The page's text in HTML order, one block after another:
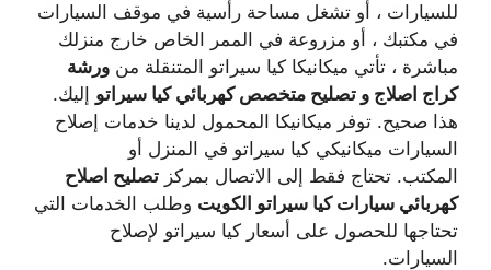
للسيارات ، أو تشغل مساحة رأسية في موقف السيارات
في مكتبك ، أو مزروعة في الممر الخاص خارج منزلك
مباشرة ، تأتي ميكانيكا كيا سيراتو المتنقلة من ورشة
كراج اصلاج و تصليح متخصص كهربائي كيا سيراتو إليك.
هذا صحيح. توفر ميكانيكا المحمول لدينا خدمات إصلاح
السيارات ميكانيكي كيا سيراتو في المنزل أو
المكتب. تحتاج فقط إلى الاتصال بمركز تصليح اصلاح
كهربائي سيارات كيا سيراتو الكويت وطلب الخدمات التي
تحتاجها للحصول على أسعار كيا سيراتو لإصلاح
السيارات.